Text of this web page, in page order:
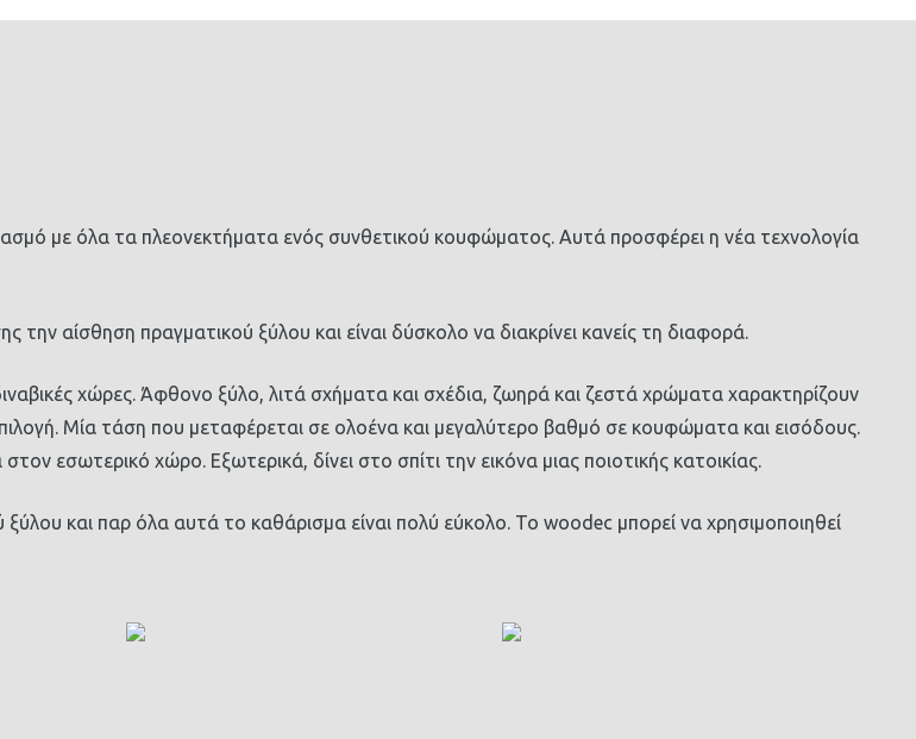
με όλα τα πλεονεκτήματα ενός συνθετικού κουφώματος. Aυτά προσφέρει η νέα τεχνολογία
την αίσθηση πραγματικού ξύλου και είναι δύσκολο να διακρίνει κανείς τη διαφορά.
χώρες. Άφθονο ξύλο, λιτά σχήματα και σχέδια, ζωηρά και ζεστά χρώματα χαρακτηρίζουν
Μία τάση που μεταφέρεται σε ολοένα και μεγαλύτερο βαθμό σε κουφώματα και εισόδους.
εσωτερικό χώρο. Εξωτερικά, δίνει στο σπίτι την εικόνα μιας ποιοτικής κατοικίας.
και παρ όλα αυτά το καθάρισμα είναι πολύ εύκολο. Το woodec μπορεί να χρησιμοποιηθεί